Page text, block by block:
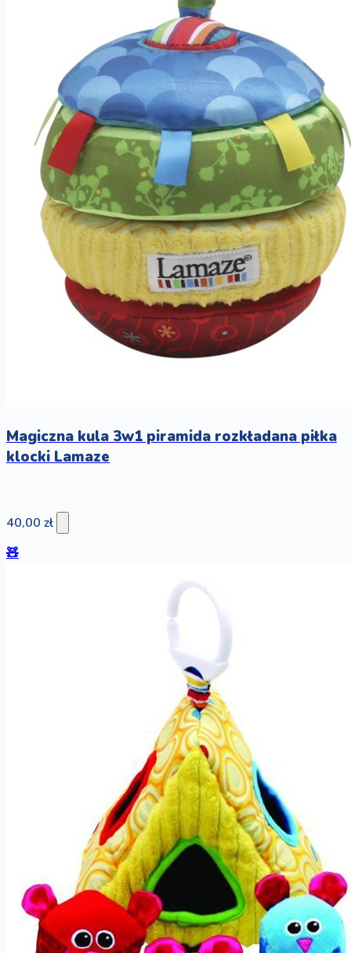
Magiczna kula 3w1 piramida rozkładana piłka
klocki Lamaze
40,00 zł
🧸